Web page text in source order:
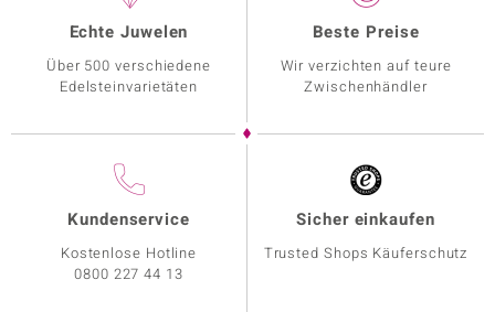
Echte Juwelen
Über 500 verschiedene
Edelsteinvarietäten
Beste Preise
Wir verzichten auf teure
Zwischenhändler
Kundenservice
Kostenlose Hotline
0800 227 44 13
Sicher einkaufen
Trusted Shops Käuferschutz